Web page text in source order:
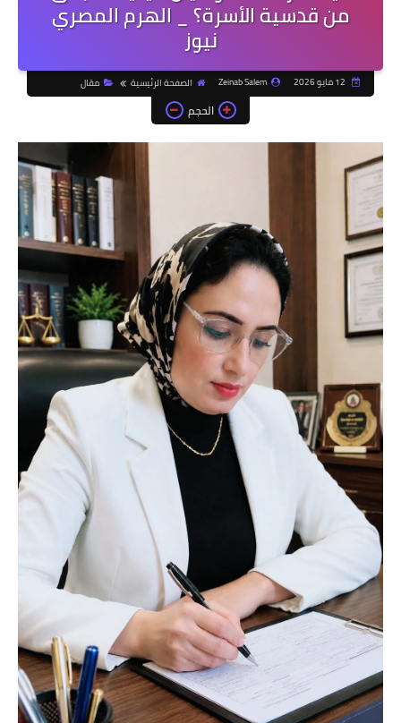
من قدسية الأسرة؟ _ الهرم المصري
نيوز
Zeinab Salem الصفحة الرئيسية مقال
الحجم